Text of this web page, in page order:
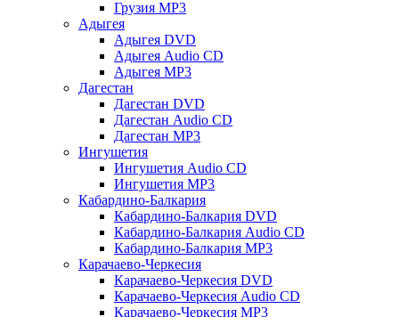
Грузия MP3
Адыгея
Адыгея DVD
Адыгея Audio CD
Адыгея MP3
Дагестан
Дагестан DVD
Дагестан Audio CD
Дагестан MP3
Ингушетия
Ингушетия Audio CD
Ингушетия MP3
Кабардино-Балкария
Кабардино-Балкария DVD
Кабардино-Балкария Audio CD
Кабардино-Балкария MP3
Карачаево-Черкесия
Карачаево-Черкесия DVD
Карачаево-Черкесия Audio CD
Карачаево-Черкесия MP3